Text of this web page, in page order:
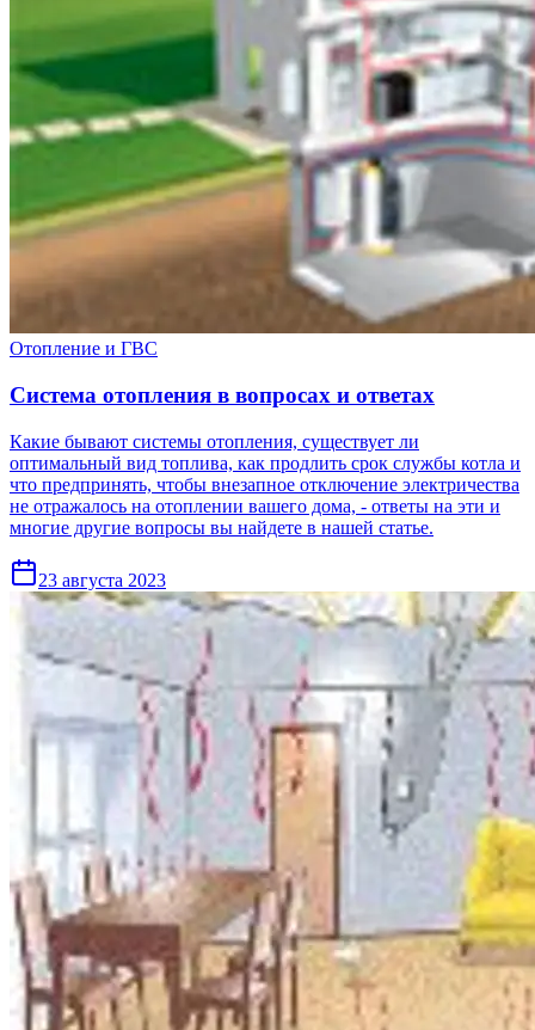
Отопление и ГВС
Система отопления в вопросах и ответах
Какие бывают системы отопления, существует ли
оптимальный вид топлива, как продлить срок службы котла и
что предпринять, чтобы внезапное отключение электричества
не отражалось на отоплении вашего дома, - ответы на эти и
многие другие вопросы вы найдете в нашей статье.
23 августа 2023